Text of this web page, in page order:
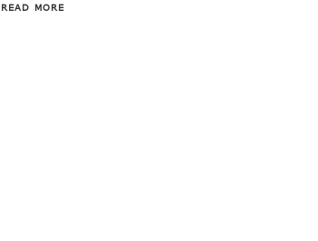
READ MORE